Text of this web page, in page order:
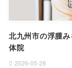
北九州市の浮腫
体院
2026-05-28